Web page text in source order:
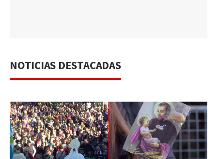
NOTICIAS DESTACADAS